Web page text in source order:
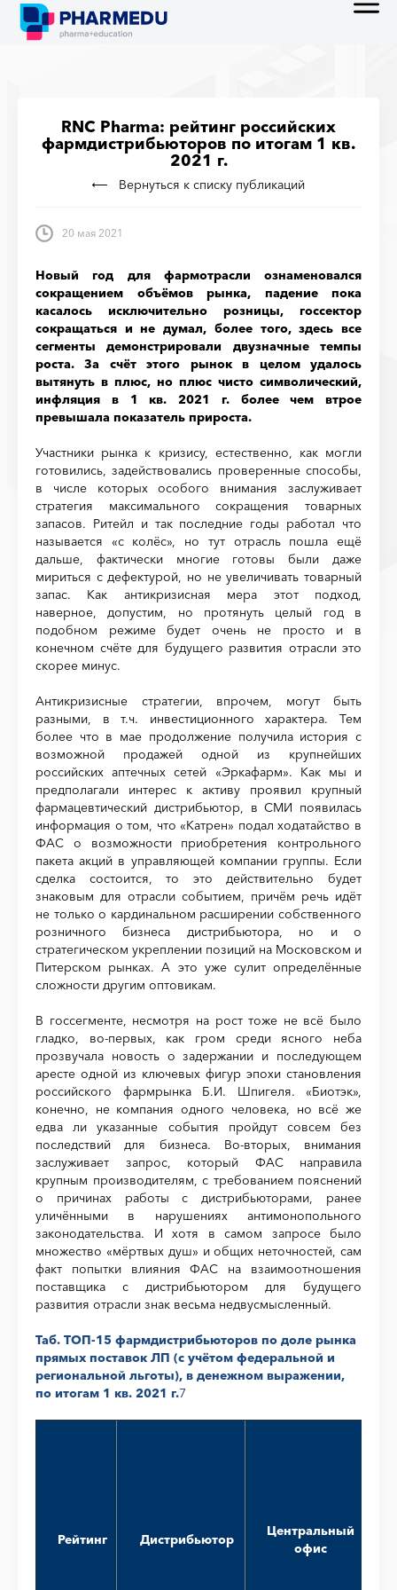
RNC Pharma: рейтинг российских
фармдистрибьюторов по итогам 1 кв.
2021 г.
Вернуться к списку публикаций
20 мая 2021
Новый год для фармотрасли ознаменовался
сокращением объёмов рынка, падение пока
касалось исключительно розницы, госсектор
сокращаться и не думал, более того, здесь все
сегменты демонстрировали двузначные темпы
роста. За счёт этого рынок в целом удалось
вытянуть в плюс, но плюс чисто символический,
инфляция в 1 кв. 2021 г. более чем втрое
превышала показатель прироста.
Участники рынка к кризису, естественно, как могли
готовились, задействовались проверенные способы,
в числе которых особого внимания заслуживает
стратегия максимального сокращения товарных
запасов. Ритейл и так последние годы работал что
называется «с колёс», но тут отрасль пошла ещё
дальше, фактически многие готовы были даже
мириться с дефектурой, но не увеличивать товарный
запас. Как антикризисная мера этот подход,
наверное, допустим, но протянуть целый год в
подобном режиме будет очень не просто и в
конечном счёте для будущего развития отрасли это
скорее минус.
Антикризисные стратегии, впрочем, могут быть
разными, в т.ч. инвестиционного характера. Тем
более что в мае продолжение получила история с
возможной продажей одной из крупнейших
российских аптечных сетей «Эркафарм». Как мы и
предполагали интерес к активу проявил крупный
фармацевтический дистрибьютор, в СМИ появилась
информация о том, что «Катрен» подал ходатайство в
ФАС о возможности приобретения контрольного
пакета акций в управляющей компании группы. Если
сделка состоится, то это действительно будет
знаковым для отрасли событием, причём речь идёт
не только о кардинальном расширении собственного
розничного бизнеса дистрибьютора, но и о
стратегическом укреплении позиций на Московском и
Питерском рынках. А это уже сулит определённые
сложности другим оптовикам.
В госсегменте, несмотря на рост тоже не всё было
гладко, во-первых, как гром среди ясного неба
прозвучала новость о задержании и последующем
аресте одной из ключевых фигур эпохи становления
российского фармрынка Б.И. Шпигеля. «Биотэк»,
конечно, не компания одного человека, но всё же
едва ли указанные события пройдут совсем без
последствий для бизнеса. Во-вторых, внимания
заслуживает запрос, который ФАС направила
крупным производителям, с требованием пояснений
о причинах работы с дистрибьюторами, ранее
уличёнными в нарушениях антимонопольного
законодательства. И хотя в самом запросе было
множество «мёртвых душ» и общих неточностей, сам
факт попытки влияния ФАС на взаимоотношения
поставщика с дистрибьютором для будущего
развития отрасли знак весьма недвусмысленный.
Таб. ТОП-15 фармдистрибьюторов по доле рынка
прямых поставок ЛП (с учётом федеральной и
региональной льготы), в денежном выражении,
по итогам 1 кв. 2021 г.7
Рейтинг Дистрибьютор
Центральный
офис